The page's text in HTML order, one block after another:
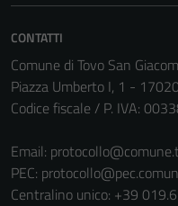
CONTATTI
Comune di Tovo San
Piazza Umberto I, 1 -
Codice fiscale / P. IVA:
Email:
PEC:
Centralino unico: +39